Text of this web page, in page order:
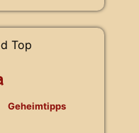
Geheimtipps